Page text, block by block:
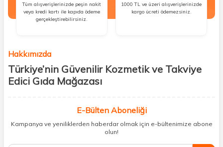
Tüm alışverişlerinizde peşin nakit
veya kredi kartı ile kapıda ödeme
gerçekleştirebilirsiniz.
1000 TL ve üzeri alışverişlerinizde
kargo ücreti ödemezsiniz.
Hakkımızda
Türkiye’nin Güvenilir Kozmetik ve Takviye
Edici Gıda Mağazası
kişisel bakım hem de takviye edici gıda ürünlerini sizlerle
buluşturuyoruz. Artık mağaza mağaza dolaşmanıza gerek yok;
ihtiyacınız olan her şeyi tek bir çatı altında topluyor ve kapınıza kadar
E-Bülten Aboneliği
Kampanya ve yeniliklerden haberdar olmak için e-bültenimize abone
olun!